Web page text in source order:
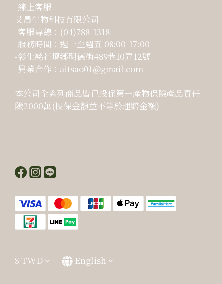
-線上客服
艾農生物科技有限公司
-客服專線：(04)788-1318
-服務時間：週一至週五 08:00-17:00
-彰化縣花壇鄉明德街489巷10弄12號
-異業合作：aitsao01@gmail.com
本公司全系列商品皆已投保第一產物保險產品責任
險2000萬(投保金額並不等於理賠金額)
$ TWD English